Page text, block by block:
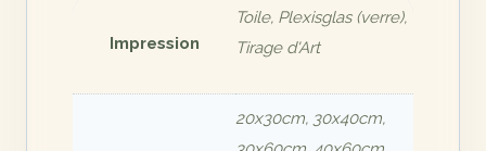
Impression
Toile, Plexisglas (verre),
Tirage d'Art
20x30cm, 30x40cm,